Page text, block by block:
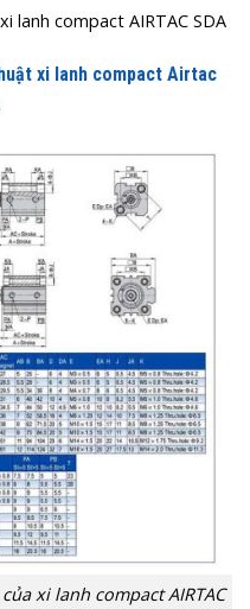
lanh compact AIRTAC SDA
xi lanh compact Airtac
xi lanh compact AIRTAC